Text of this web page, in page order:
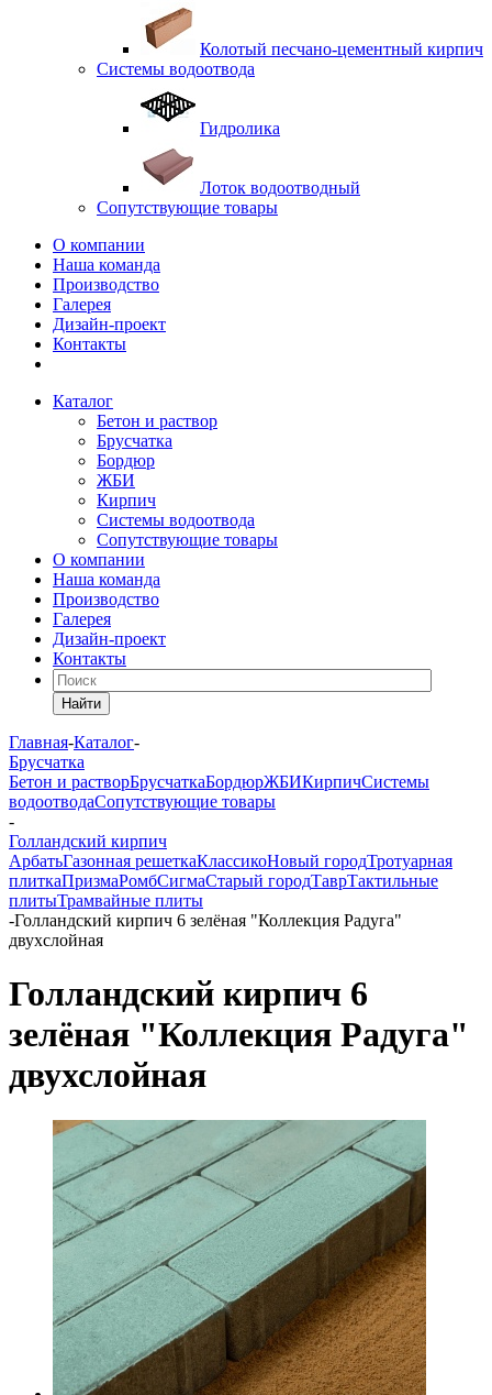
Колотый песчано-цементный кирпич
Системы водоотвода
Гидролика
Лоток водоотводный
Сопутствующие товары
О компании
Наша команда
Производство
Галерея
Дизайн-проект
Контакты
Каталог
Бетон и раствор
Брусчатка
Бордюр
ЖБИ
Кирпич
Системы водоотвода
Сопутствующие товары
О компании
Наша команда
Производство
Галерея
Дизайн-проект
Контакты
Найти
Главная-Каталог-
Брусчатка
Бетон и растворБрусчаткаБордюрЖБИКирпичСистемы
водоотводаСопутствующие товары
-
Голландский кирпич
АрбатьГазонная решеткаКлассикоНовый городТротуарная
плиткаПризмаРомбСигмаСтарый городТаврТактильные
плитыТрамвайные плиты
-Голландский кирпич 6 зелёная "Коллекция Радуга"
двухслойная
Голландский кирпич 6
зелёная "Коллекция Радуга"
двухслойная